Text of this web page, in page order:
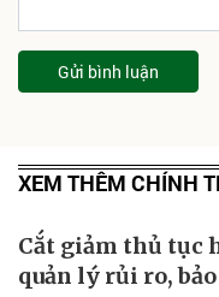
Gửi bình luận
XEM THÊM CHÍNH
Cắt giảm thủ tục
quản lý rủi ro,